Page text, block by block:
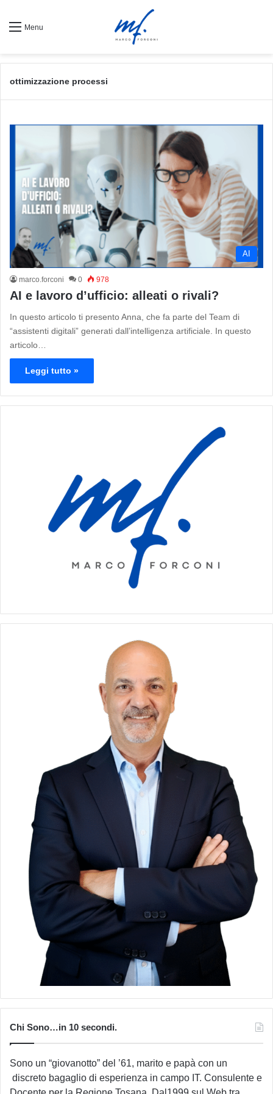
Menu
ottimizzazione processi
AI
marco.forconi 0 978
AI e lavoro d’ufficio: alleati o rivali?
In questo articolo ti presento Anna, che fa parte del Team di
“assistenti digitali” generati dall’intelligenza artificiale. In questo
articolo…
Leggi tutto »
Chi Sono…in 10 secondi.
Sono un “giovanotto” del ’61, marito e papà con un
discreto bagaglio di esperienza in campo IT. Consulente e